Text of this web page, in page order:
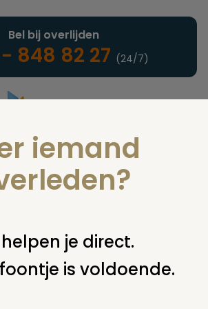
uitvaartonderneming
Bel bij overlijden
848 82 27 (24/7)
nieuws & agenda nieuws mannen
dodenherdenking
iemand
je direct.
is voldoende.